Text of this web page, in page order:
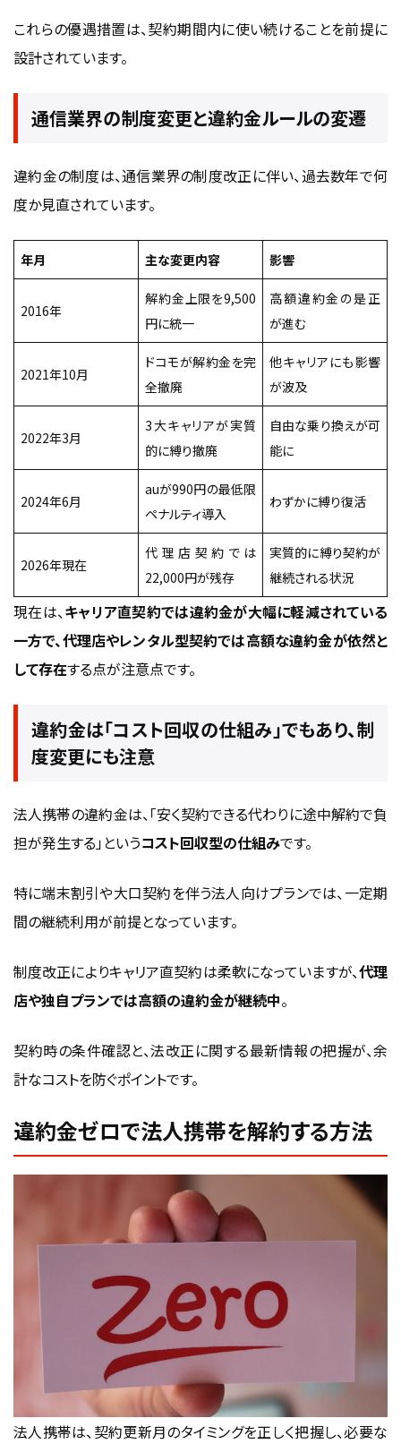
これらの優遇措置は、契約期間内に使い続けることを前提に
設計されています。
通信業界の制度変更と違約金ルールの変遷
違約金の制度は、通信業界の制度改正に伴い、過去数年で何
度か見直されています。
年月 主な変更内容 影響
2016年
解約金上限を9,500
円に統一
高額違約金の是正
が進む
2021年10月
ドコモが解約金を完
全撤廃
他キャリアにも影響
が波及
2022年3月
3大キャリアが実質
的に縛り撤廃
自由な乗り換えが可
能に
2024年6月
auが990円の最低限
ペナルティ導入
わずかに縛り復活
2026年現在
代理店契約では
22,000円が残存
実質的に縛り契約が
継続される状況
現在は、キャリア直契約では違約金が大幅に軽減されている
一方で、代理店やレンタル型契約では高額な違約金が依然と
して存在する点が注意点です。
違約金は「コスト回収の仕組み」でもあり、制
度変更にも注意
法人携帯の違約金は、「安く契約できる代わりに途中解約で負
担が発生する」というコスト回収型の仕組みです。
特に端末割引や大口契約を伴う法人向けプランでは、一定期
間の継続利用が前提となっています。
制度改正によりキャリア直契約は柔軟になっていますが、代理
店や独自プランでは高額の違約金が継続中。
契約時の条件確認と、法改正に関する最新情報の把握が、余
計なコストを防ぐポイントです。
違約金ゼロで法人携帯を解約する方法
法人携帯は、契約更新月のタイミングを正しく把握し、必要な